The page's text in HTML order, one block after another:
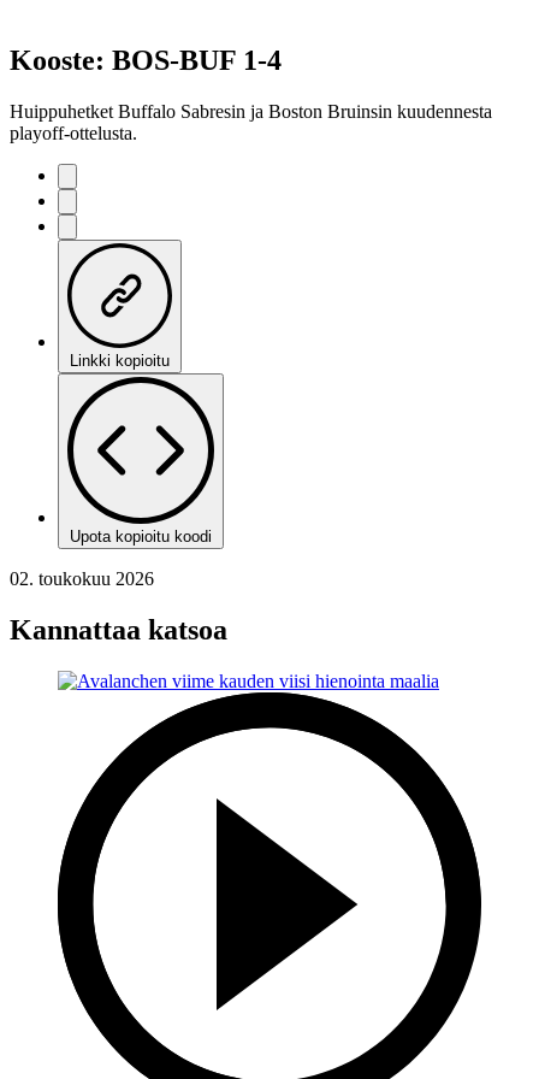
Kooste: BOS-BUF 1-4
Huippuhetket Buffalo Sabresin ja Boston Bruinsin kuudennesta
playoff-ottelusta.
Linkki kopioitu
Upota kopioitu koodi
02. toukokuu 2026
Kannattaa katsoa